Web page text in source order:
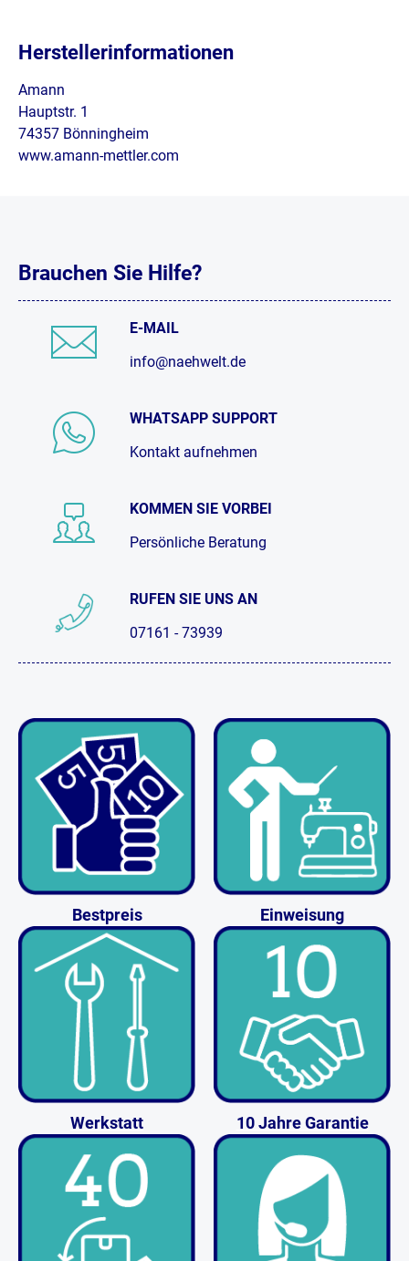
Herstellerinformationen
Amann
Hauptstr. 1
74357 Bönningheim
www.amann-mettler.com
Brauchen Sie Hilfe?
E-MAIL
info@naehwelt.de
WHATSAPP SUPPORT
Kontakt aufnehmen
KOMMEN SIE VORBEI
Persönliche Beratung
RUFEN SIE UNS AN
07161 - 73939
Bestpreis Einweisung
Werkstatt 10 Jahre Garantie